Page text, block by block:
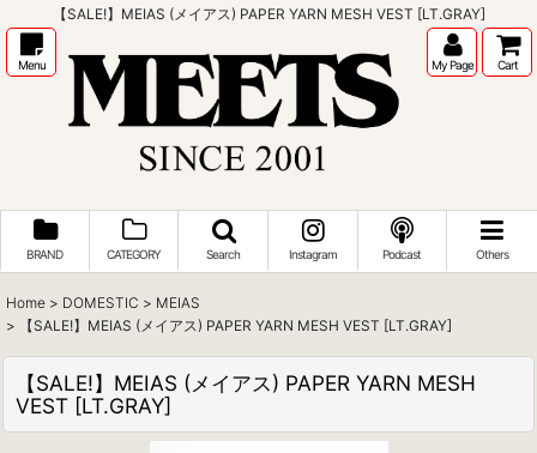
【SALE!】MEIAS (メイアス) PAPER YARN MESH VEST [LT.GRAY]
Menu My Page Cart
BRAND CATEGORY Search Instagram Podcast Others
Home > DOMESTIC > MEIAS
>
【SALE!】MEIAS (メイアス) PAPER YARN MESH VEST [LT.GRAY]
【SALE!】MEIAS (メイアス) PAPER YARN MESH
VEST [LT.GRAY]